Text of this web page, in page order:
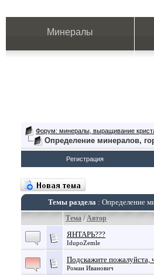
Минералы
Форум: минералы, выращивание
Определение минералов,
Регистрация
Темы раздела : Определение
Тема /Автор
ЯНТАРЬ???
IdupoZemle
Подскажите пожалуйста,
Роман Иванович